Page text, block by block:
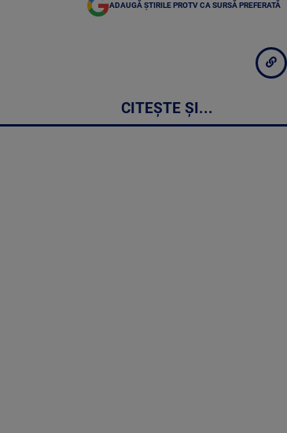
ADAUGĂ ȘTIRILE PROTV CA SURSĂ PREFERATĂ
CITEȘTE ȘI...